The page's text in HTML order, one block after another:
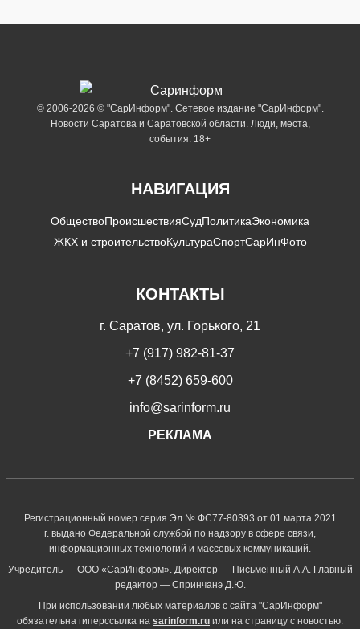
© 2006-2026 © "СарИнформ". Сетевое издание "СарИнформ".
Новости Саратова и Саратовской области. Люди, места,
события. 18+
НАВИГАЦИЯ
ОбществоПроисшествияСудПолитикаЭкономика
ЖКХ и строительствоКультураСпортСарИнФото
КОНТАКТЫ
г. Саратов, ул. Горького, 21
+7 (917) 982-81-37
+7 (8452) 659-600
info@sarinform.ru
РЕКЛАМА
Регистрационный номер серия Эл № ФС77-80393 от 01 марта 2021
г. выдано Федеральной службой по надзору в сфере связи,
информационных технологий и массовых коммуникаций.
Учредитель — ООО «СарИнформ». Директор — Письменный А.А. Главный
редактор — Спринчанэ Д.Ю.
При использовании любых материалов с сайта "СарИнформ"
обязательна гиперссылка на sarinform.ru или на страницу с новостью.